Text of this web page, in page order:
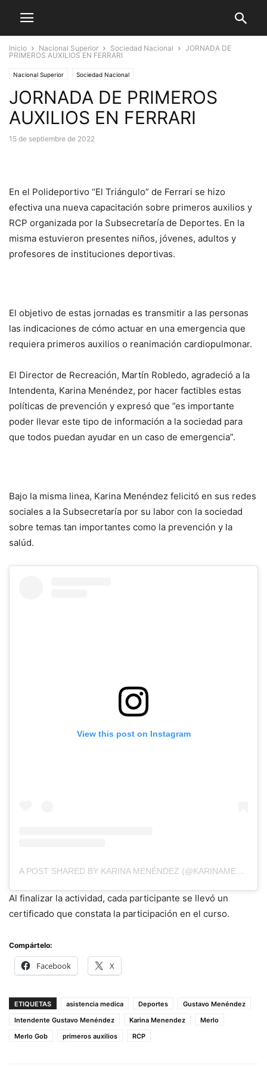
Inicio Nacional Superior Sociedad Nacional
JORNADA DE
PRIMEROS AUXILIOS EN FERRARI
Nacional Superior Sociedad Nacional
JORNADA DE PRIMEROS
AUXILIOS EN FERRARI
15 de septiembre de 2022
En el Polideportivo “El Triángulo” de Ferrari se hizo
efectiva una nueva capacitación sobre primeros auxilios y
RCP organizada por la Subsecretaría de Deportes. En la
misma estuvieron presentes niños, jóvenes, adultos y
profesores de instituciones deportivas.
El objetivo de estas jornadas es transmitir a las personas
las indicaciones de cómo actuar en una emergencia que
requiera primeros auxilios o reanimación cardiopulmonar.
El Director de Recreación, Martín Robledo, agradeció a la
Intendenta, Karina Menéndez, por hacer factibles estas
políticas de prevención y expresó que ”es importante
poder llevar este tipo de información a la sociedad para
que todos puedan ayudar en un caso de emergencia”.
Bajo la misma linea, Karina Menéndez felicitó en sus redes
sociales a la Subsecretaría por su labor con la sociedad
sobre temas tan importantes como la prevención y la
salúd.
View this post on Instagram
A POST SHARED BY KARINA MENÉNDEZ (@KARINAMENENDEZOK)
Al finalizar la actividad, cada participante se llevó un
certificado que constata la participación en el curso.
Compártelo:
Facebook X
ETIQUETAS asistencia medica Deportes
Gustavo Menéndez
Intendente Gustavo Menéndez
Karina Menendez
Merlo
Merlo Gob
primeros auxilios RCP